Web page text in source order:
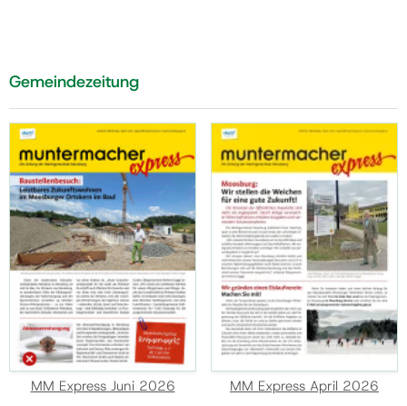
Gemeindezeitung
MM Express Juni 2026 MM Express April 2026